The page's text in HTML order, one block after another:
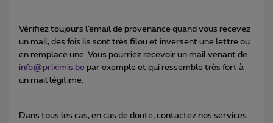
Vérifiez toujours l’email de provenance quand vous recevez
un mail, des fois ils sont très filou et inversent une lettre ou
en remplace une. Vous pourriez recevoir un mail venant de
info@priximis.be par exemple et qui ressemble très fort à
un mail légitime.
Dans tous les cas, en cas de doute, contactez nos services